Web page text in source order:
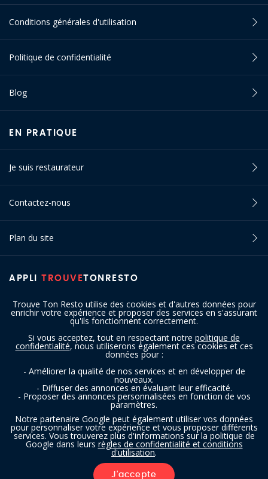
Trouve Ton Resto utilise des cookies et d'autres données pour
enrichir votre expérience et proposer des services en s'assurant
qu'ils fonctionnent correctement.
Si vous acceptez, tout en respectant notre politique de
confidentialité, nous utiliserons également ces cookies et ces
données pour :
- Améliorer la qualité de nos services et en développer de
nouveaux.
- Diffuser des annonces en évaluant leur efficacité.
- Proposer des annonces personnalisées en fonction de vos
paramètres.
Notre partenaire Google peut également utiliser vos données
pour personnaliser votre expérience et vous proposer différents
services. Vous trouverez plus d'informations sur la politique de
Google dans leurs règles de confidentialité et conditions
d'utilisation.
J'accepte
APPLI TROUVETONRESTO
Conditions générales d'utilisation
Politique de confidentialité
Blog
EN PRATIQUE
Je suis restaurateur
Contactez-nous
Plan du site
SUIVEZ-NOUS
Copyright © 2016 - 2026 trouvetonresto.be ‐ Tous droits réservés | JDC
Resto SRL | Rue de Mettet 12 - 5640 Mettet (Belgique)